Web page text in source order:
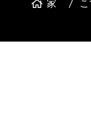
家